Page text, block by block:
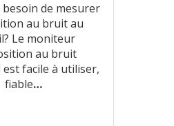
besoin de mesurer
au bruit au
Le moniteur
au bruit
facile à utiliser,
fiable…